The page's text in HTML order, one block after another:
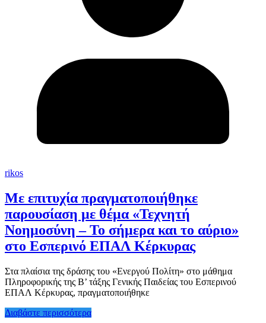
rikos
Με επιτυχία πραγματοποιήθηκε
παρουσίαση με θέμα «Τεχνητή
Νοημοσύνη – Το σήμερα και το αύριο»
στο Εσπερινό ΕΠΑΛ Κέρκυρας
Στα πλαίσια της δράσης του «Ενεργού Πολίτη» στο μάθημα
Πληροφορικής της Β’ τάξης Γενικής Παιδείας του Εσπερινού
ΕΠΑΛ Κέρκυρας, πραγματοποιήθηκε
Διαβάστε περισσότερα